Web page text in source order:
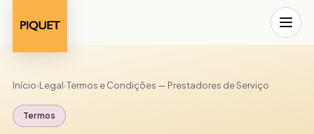
Início›Legal›Termos e Condições — Prestadores de Serviço
Termos